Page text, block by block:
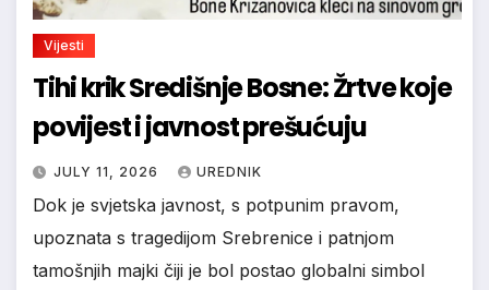
Vijesti
Tihi krik Središnje Bosne: Žrtve koje
povijest i javnost prešućuju
JULY 11, 2026 UREDNIK
Dok je svjetska javnost, s potpunim pravom,
upoznata s tragedijom Srebrenice i patnjom
tamošnjih majki čiji je bol postao globalni simbol